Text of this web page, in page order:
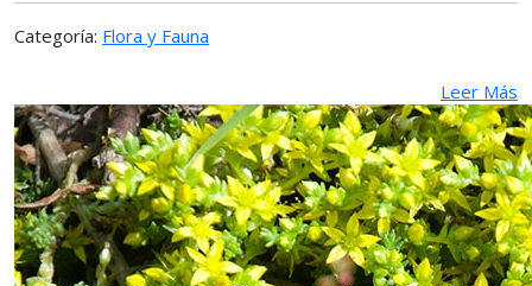
Categoría: Flora y Fauna
Leer Más